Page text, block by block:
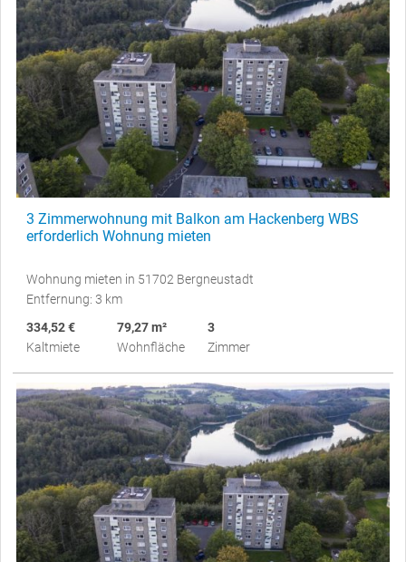
3 Zimmerwohnung mit Balkon am Hackenberg WBS
erforderlich Wohnung mieten
Wohnung mieten in 51702 Bergneustadt
Entfernung: 3 km
334,52 €
Kaltmiete
79,27 m²
Wohnfläche
3
Zimmer